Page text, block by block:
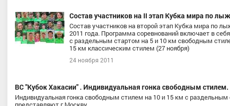
Состав участников на II этап Кубка мира по
Состав участников на второй этап Кубка мира по
2011 года. Программа соревнований включает в
с раздельным стартом на 5 и 10 км свободным
15 км классическим стилем (27 ноября)
24 ноября 2011
ВС "Кубок Хакасии" . Индивидуальная гонка свободным
Индивидуальная гонка свободным стилем на 10 и 15 км с